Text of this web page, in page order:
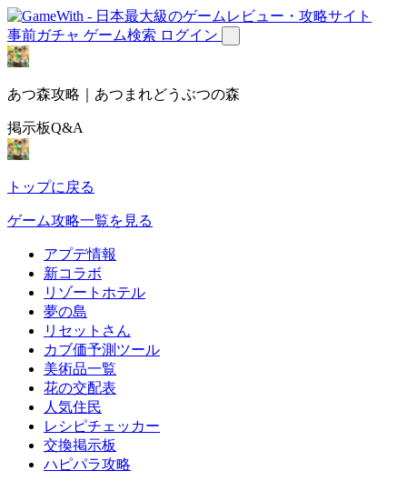
事前ガチャ ゲーム検索 ログイン
あつ森攻略｜あつまれどうぶつの森
掲示板Q&A
トップに戻る
ゲーム攻略一覧を見る
アプデ情報
新コラボ
リゾートホテル
夢の島
リセットさん
カブ価予測ツール
美術品一覧
花の交配表
人気住民
レシピチェッカー
交換掲示板
ハピパラ攻略